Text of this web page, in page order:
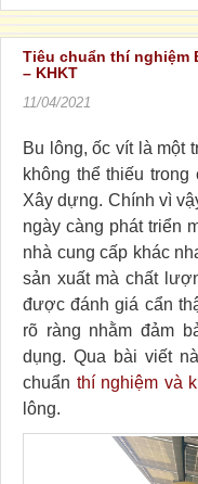
Tiêu chuẩn thí nghiệm
– KHKT
11/04/2021
Bu lông, ốc vít là một
không thể thiếu
Xây dựng. Chính vì
ngày càng phát triển
nhà cung cấp khác
sản xuất mà chất
được đánh giá cẩn
rõ ràng nhằm đảm
dụng. Qua bài viết
chuẩn thí nghiệm và
lông.